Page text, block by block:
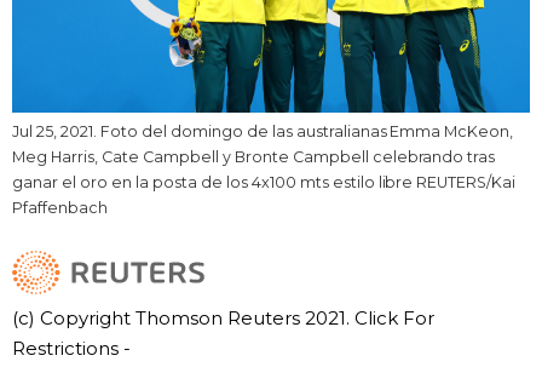
Jul 25, 2021. Foto del domingo de las australianas Emma McKeon,
Meg Harris, Cate Campbell y Bronte Campbell celebrando tras
ganar el oro en la posta de los 4x100 mts estilo libre REUTERS/Kai
Pfaffenbach
(c) Copyright Thomson Reuters 2021. Click For
Restrictions -